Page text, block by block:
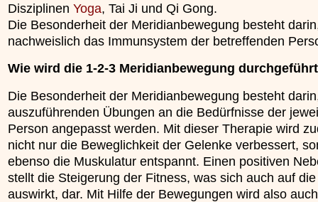
Disziplinen Yoga, Tai Ji und Qi Gong.
Die Besonderheit der Meridianbewegung besteht
nachweislich das Immunsystem der betreffenden
Wie wird die 1-2-3 Meridianbewegung
Die Besonderheit der Meridianbewegung besteht
auszuführenden Übungen an die Bedürfnisse der
Person angepasst werden. Mit dieser Therapie wird
nicht nur die Beweglichkeit der Gelenke verbessert,
ebenso die Muskulatur entspannt. Einen positiven
stellt die Steigerung der Fitness, was sich auch auf
auswirkt, dar. Mit Hilfe der Bewegungen wird also